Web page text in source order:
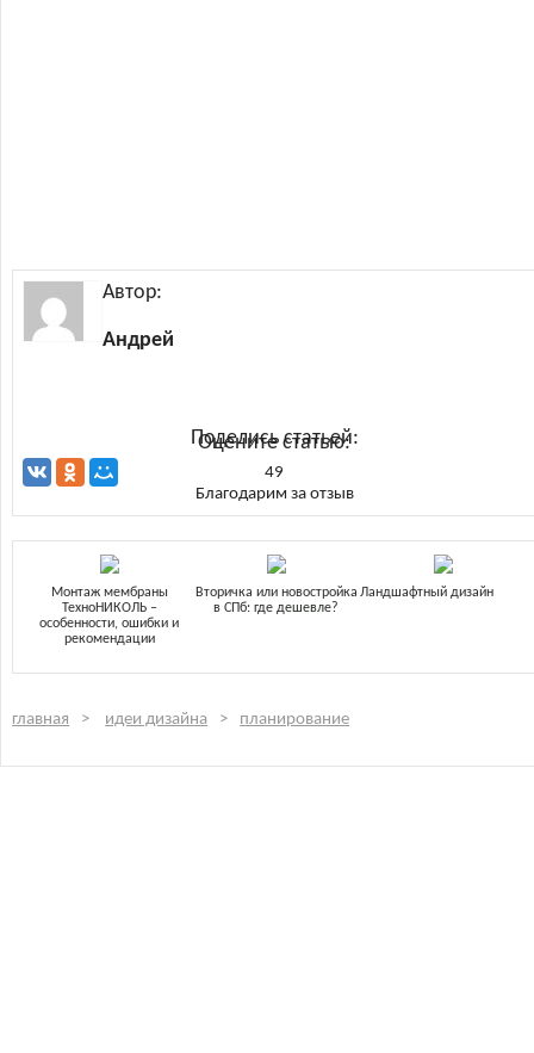
Автор:
Андрей
Поделись статьей:
Оцените статью:
49
Благодарим за отзыв
Монтаж мембраны
ТехноНИКОЛЬ –
особенности, ошибки и
рекомендации
Вторичка или новостройка
в СПб: где дешевле?
Ландшафтный дизайн
главная идеи дизайна планирование